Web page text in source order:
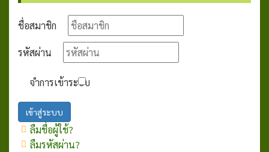
ชื่อสมาชิก
รหัสผ่าน
จำการเข้าระบบ
เข้าสู่ระบบ
ลืมชื่อผู้ใช้?
ลืมรหัสผ่าน?